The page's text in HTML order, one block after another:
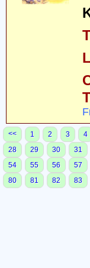
<< 1 2 3 4
28
29 30 31
54
55 56 57
80
81 82 83